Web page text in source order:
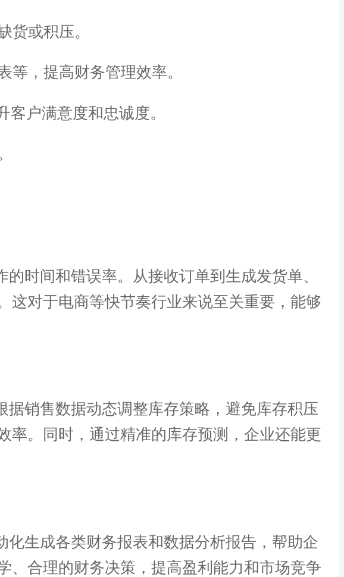
或积压。
，提高财务管理效率。
户满意度和忠诚度。
时间和错误率。从接收订单到生成发货单、
这对于电商等快节奏行业来说至关重要，能够
销售数据动态调整库存策略，避免库存积压
率。同时，通过精准的库存预测，企业还能更
生成各类财务报表和数据分析报告，帮助企
、合理的财务决策，提高盈利能力和市场竞争